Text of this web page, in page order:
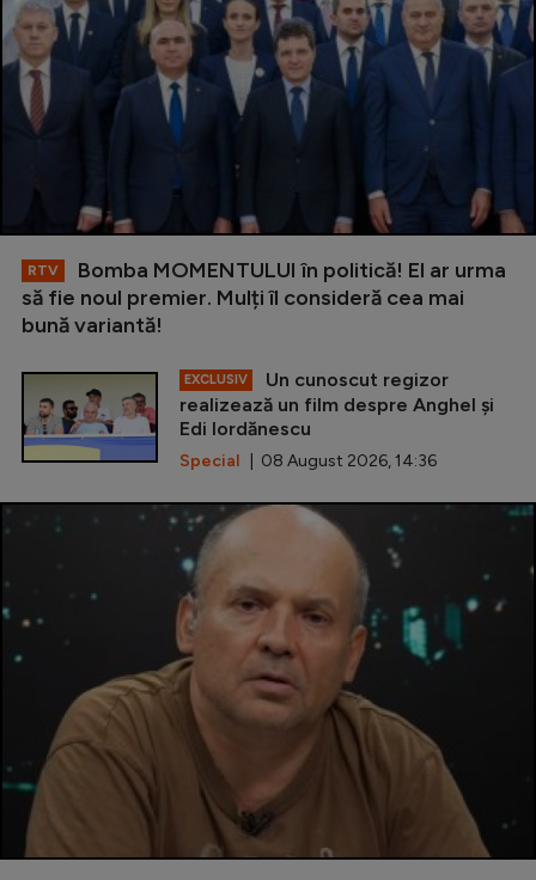
RTV
Bomba MOMENTULUI în politică! El ar urma
să fie noul premier. Mulți îl consideră cea mai
bună variantă!
EXCLUSIV
Un cunoscut regizor
realizează un film despre Anghel și
Edi Iordănescu
Special | 08 August 2026, 14:36